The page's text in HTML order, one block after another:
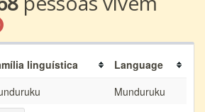
linguística
Language
Munduruku